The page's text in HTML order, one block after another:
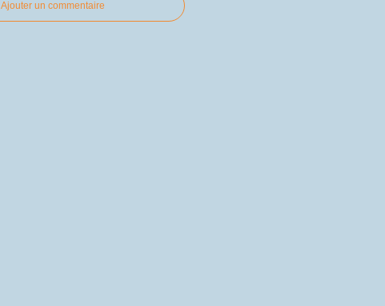
Ajouter un commentaire